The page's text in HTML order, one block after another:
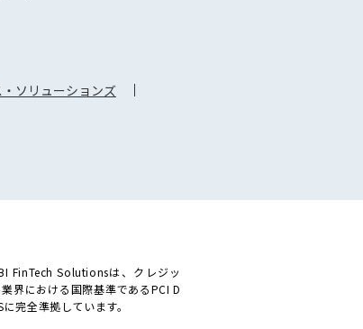
ソリューションズ
FinTech Solutionsは、クレジッ
業界における国際基準であるPCI D
に完全準拠しています。